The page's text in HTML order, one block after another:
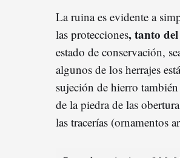
La ruina es evidente a
las protecciones, tanto
estado de conservación,
algunos de los herrajes
sujeción de hierro
de la piedra de las
las tracerías (ornamentos